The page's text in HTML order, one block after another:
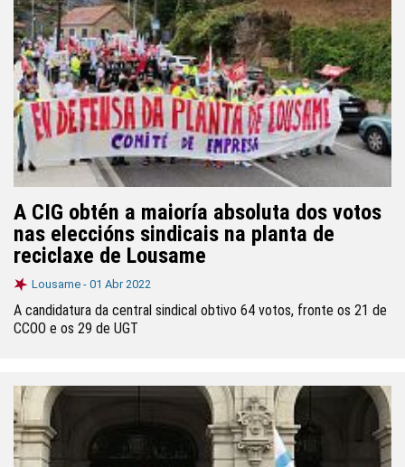
A CIG obtén a maioría absoluta dos votos
nas eleccións sindicais na planta de
reciclaxe de Lousame
Lousame - 01 Abr 2022
A candidatura da central sindical obtivo 64 votos, fronte os 21 de
CCOO e os 29 de UGT